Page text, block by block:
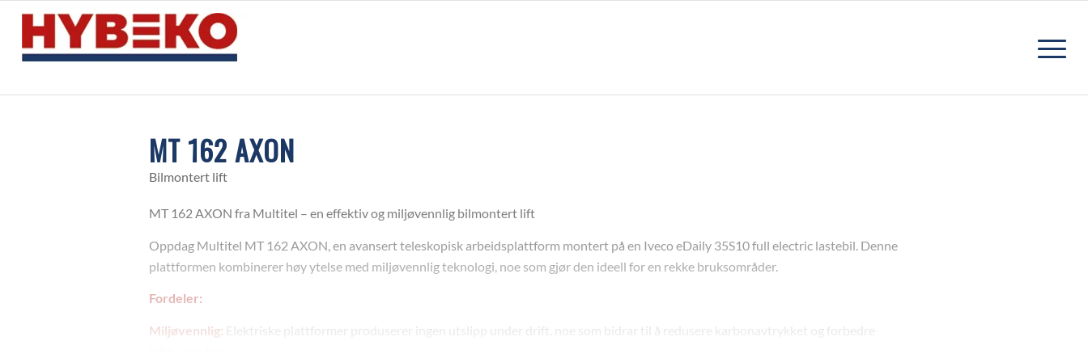
MT 162 AXON
Bilmontert lift
MT 162 AXON fra Multitel – en effektiv og miljøvennlig bilmontert lift
Oppdag Multitel MT 162 AXON, en avansert teleskopisk arbeidsplattform montert på en Iveco eDaily 35S10 full electric lastebil. Denne
plattformen kombinerer høy ytelse med miljøvennlig teknologi, noe som gjør den ideell for en rekke bruksområder.
Fordeler:
Miljøvennlig: Elektriske plattformer produserer ingen utslipp under drift, noe som bidrar til å redusere karbonavtrykket og forbedre